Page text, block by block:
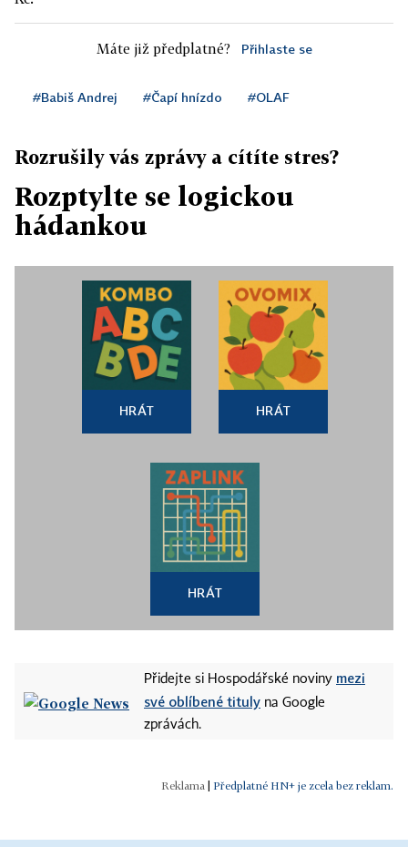
Máte již předplatné? Přihlaste se
#Babiš Andrej #Čapí hnízdo #OLAF
Rozrušily vás zprávy a cítíte stres?
Rozptylte se logickou
hádankou
HRÁT HRÁT
HRÁT
Přidejte si Hospodářské noviny mezi
své oblíbené tituly na Google
zprávách.
Předplatné HN+ je zcela bez reklam.